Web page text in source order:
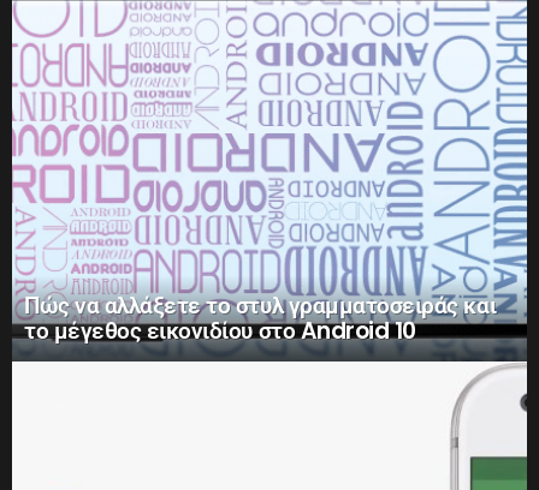
Πώς να αλλάξετε το στυλ γραμματοσειράς και
το μέγεθος εικονιδίου στο Android 10